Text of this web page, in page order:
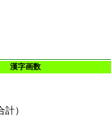
漢字画数
）